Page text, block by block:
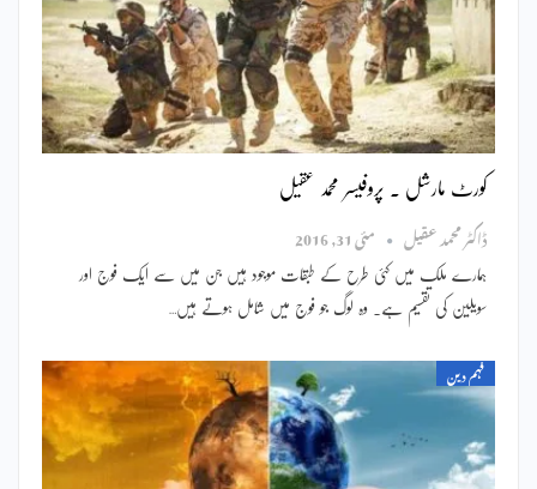
کورٹ مارشل ۔ پروفیسر محمد عقیل
ڈاکٹر محمد عقیل مئی 31, 2016
ہمارے ملک میں کئی طرح کے طبقات موجود ہیں جن میں سے ایک فوج اور
سویلین کی تقسیم ہے۔ وہ لوگ جو فوج میں شامل ہوتے ہیں…
فہم دین